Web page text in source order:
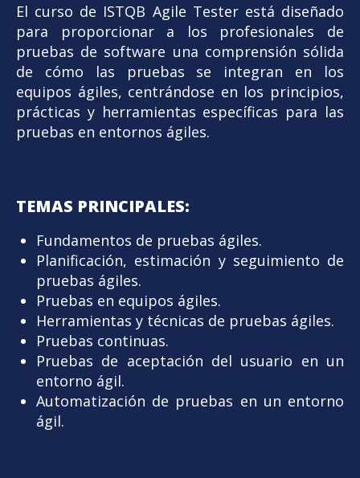
El curso de ISTQB Agile Tester está diseñado
para proporcionar a los profesionales de
pruebas de software una comprensión sólida
de cómo las pruebas se integran en los
equipos ágiles, centrándose en los principios,
prácticas y herramientas específicas para las
pruebas en entornos ágiles.
TEMAS PRINCIPALES:
Fundamentos de pruebas ágiles.
Planificación, estimación y seguimiento de
pruebas ágiles.
Pruebas en equipos ágiles.
Herramientas y técnicas de pruebas ágiles.
Pruebas continuas.
Pruebas de aceptación del usuario en un
entorno ágil.
Automatización de pruebas en un entorno
ágil.